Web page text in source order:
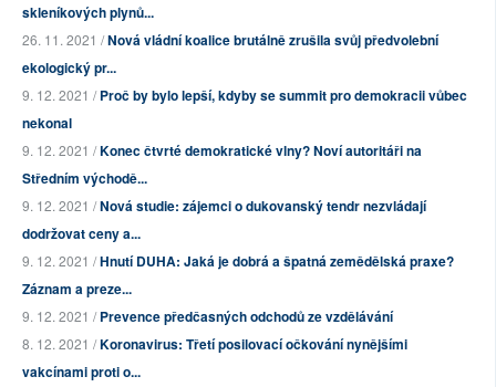
skleníkových plynů...
26. 11. 2021 /Nová vládní koalice brutálně zrušila svůj předvolební
ekologický pr...
9. 12. 2021 /Proč by bylo lepší, kdyby se summit pro demokracii vůbec
nekonal
9. 12. 2021 /Konec čtvrté demokratické vlny? Noví autoritáři na
Středním východě...
9. 12. 2021 /Nová studie: zájemci o dukovanský tendr nezvládají
dodržovat ceny a...
9. 12. 2021 /Hnutí DUHA: Jaká je dobrá a špatná zemědělská praxe?
Záznam a preze...
9. 12. 2021 /Prevence předčasných odchodů ze vzdělávání
8. 12. 2021 /Koronavirus: Třetí posilovací očkování nynějšími
vakcínami proti o...